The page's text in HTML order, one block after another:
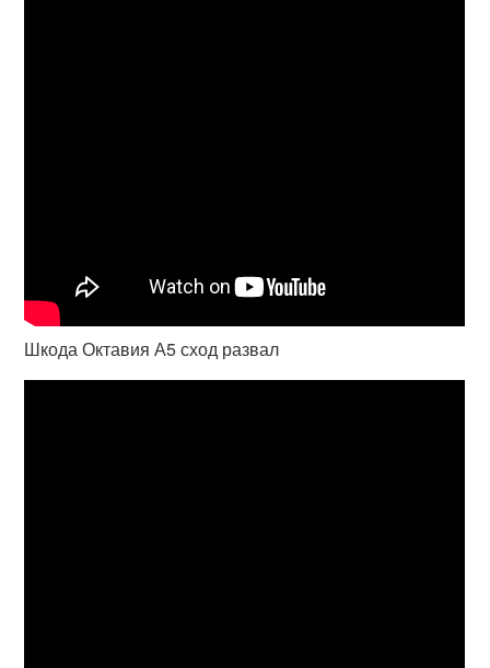
Шкода Октавия А5 сход развал